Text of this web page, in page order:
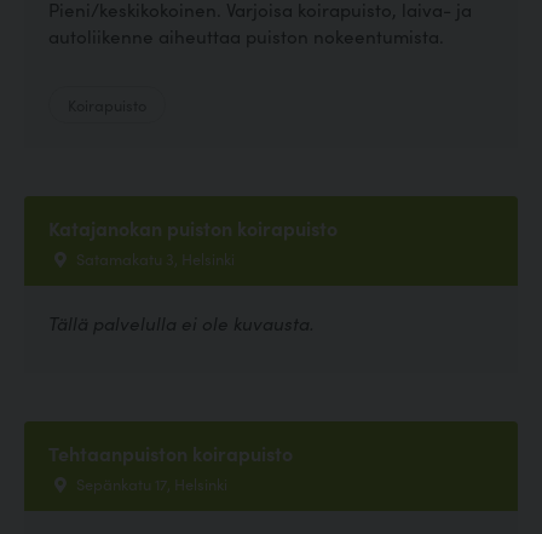
Pieni/keskikokoinen. Varjoisa koirapuisto, laiva- ja
autoliikenne aiheuttaa puiston nokeentumista.
Katajanokan puiston koirapuisto
Satamakatu 3, Helsinki
Tällä palvelulla ei ole kuvausta.
Tehtaanpuiston koirapuisto
Sepänkatu 17, Helsinki